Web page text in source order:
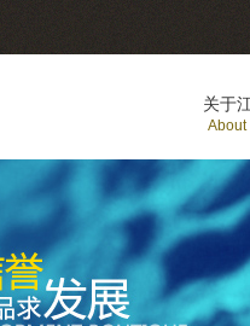
关于
About